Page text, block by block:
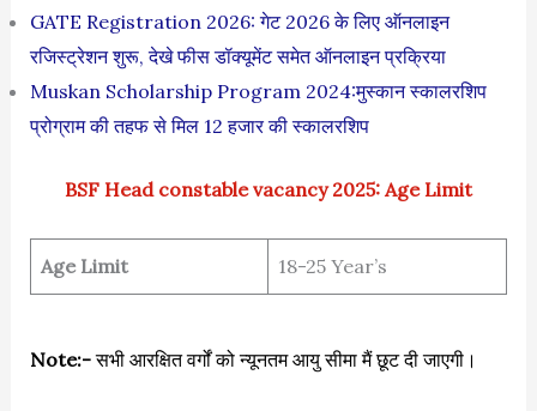
GATE Registration 2026: गेट 2026 के लिए ऑनलाइन
रजिस्ट्रेशन शुरू, देखे फीस डॉक्यूमेंट समेत ऑनलाइन प्रक्रिया
Muskan Scholarship Program 2024:मुस्कान स्कालरशिप
प्रोग्राम की तहफ से मिल 12 हजार की स्कालरशिप
BSF Head constable vacancy 2025: Age Limit
Age Limit 18-25 Year’s
Note:-सभी आरक्षित वर्गों को न्यूनतम आयु सीमा मैं छूट दी जाएगी।